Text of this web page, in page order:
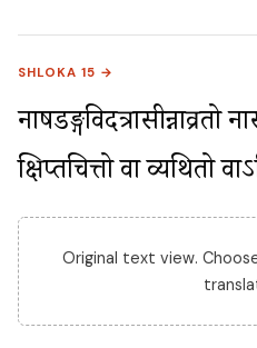
SHLOKA 15 →
नाषडङ्गविदत्रासीन्नाव्रतो
क्षिप्तचित्तो वा व्यथितो
Original text view.